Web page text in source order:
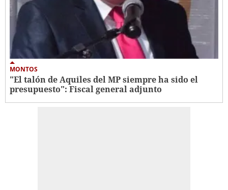
MONTOS
"El talón de Aquiles del MP siempre ha sido el
presupuesto": Fiscal general adjunto